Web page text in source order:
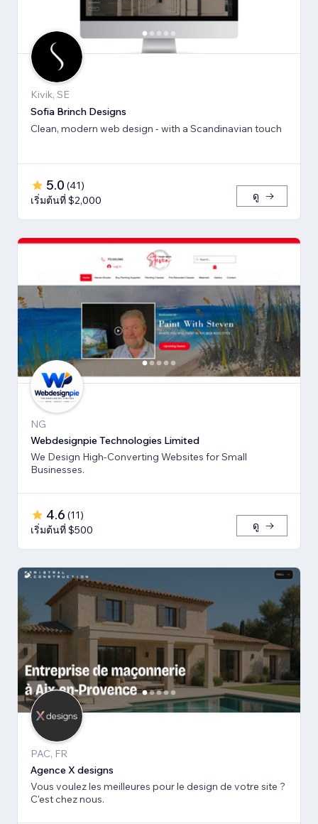
Kivik, SE
Sofia Brinch Designs
Clean, modern web design - with a Scandinavian touch
5.0 (41)
เริ่มต้นที่ $2,000
ดู
NG
Webdesignpie Technologies Limited
We Design High-Converting Websites for Small
Businesses.
4.6 (11)
เริ่มต้นที่ $500
ดู
PAC, FR
Agence X designs
Vous voulez les meilleures pour le design de votre site ?
C'est chez nous.